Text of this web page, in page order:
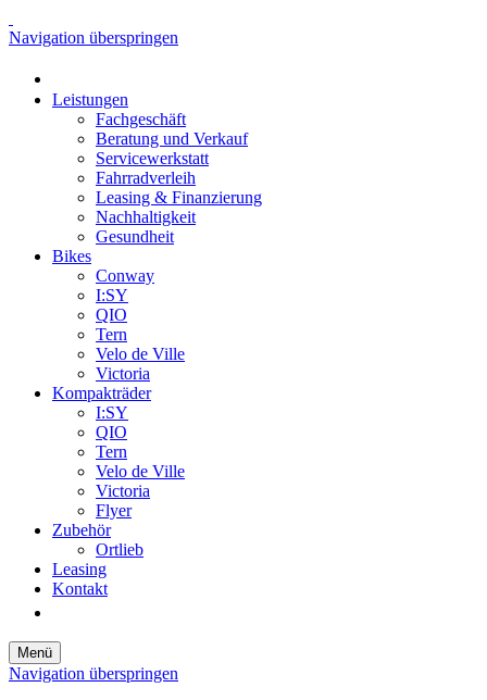
Navigation überspringen
Leistungen
Fachgeschäft
Beratung und Verkauf
Servicewerkstatt
Fahrradverleih
Leasing & Finanzierung
Nachhaltigkeit
Gesundheit
Bikes
Conway
I:SY
QIO
Tern
Velo de Ville
Victoria
Kompakträder
I:SY
QIO
Tern
Velo de Ville
Victoria
Flyer
Zubehör
Ortlieb
Leasing
Kontakt
Menü
Navigation überspringen